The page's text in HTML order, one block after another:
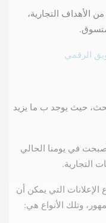
الأهداف التجارية،
الرقمي
حيث يوجد ب ما يزيد
في يومنا الحالي
التجارية.
الإعلانات التي يمكن أن
وتلك الأنواع هي: